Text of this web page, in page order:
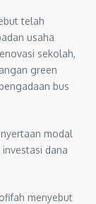
telah
usaha
sekolah,
green
bus
modal
dana
menyebut